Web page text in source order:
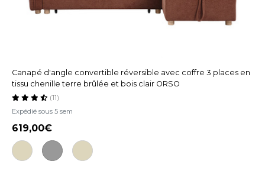
Canapé d'angle convertible réversible avec coffre 3 places en
tissu chenille terre brûlée et bois clair ORSO
Expédié sous 5 sem
(11)
619,00